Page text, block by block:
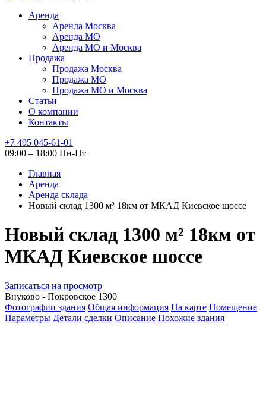
Аренда
Аренда Москва
Аренда МО
Аренда МО и Москва
Продажа
Продажа Москва
Продажа МО
Продажа МО и Москва
Статьи
О компании
Контакты
+7 495 045-61-01
09:00 – 18:00 Пн-Пт
Главная
Аренда
Аренда склада
Новый склад 1300 м² 18км от МКАД Киевское шоссе
Новый склад 1300 м² 18км от
МКАД Киевское шоссе
Записаться на просмотр
Внуково - Покровское 1300
Фотографии здания Общая информация На карте Помещение
Параметры Детали сделки Описание Похожие здания